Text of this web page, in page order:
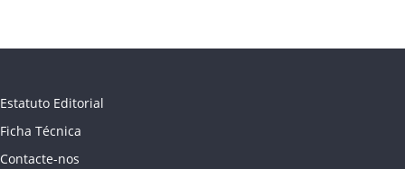
Estatuto Editorial
Ficha Técnica
Contacte-nos